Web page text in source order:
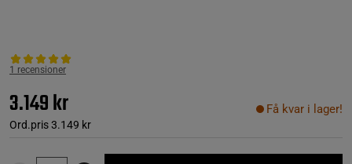
1 recensioner
3.149 kr
Ord.pris3.149 kr
Få kvar i lager!